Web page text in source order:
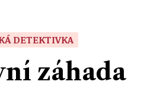
DETEKTIVKA
záhada